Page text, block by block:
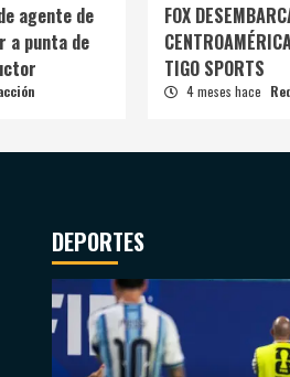
agente de
a punta de
FOX
TIGO SPORTS
4 meses hace
DEPORTES